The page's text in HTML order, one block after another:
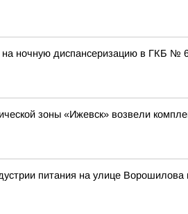
ночную диспансеризацию в ГКБ №
зоны «Ижевск» возвели
питания на улице